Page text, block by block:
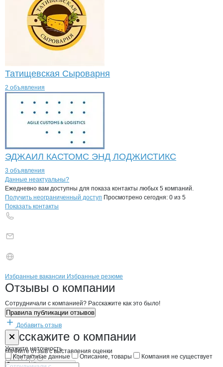
Татищевская Сыроварня
2 объявления
ЭДЖАИЛ КАСТОМС ЭНД ЛОДЖИСТИКС
3 объявления
Контактыкомпании
+7(800)000-00-..
Данные неактуальны?
Ежедневно вам доступны для показа контакты любых 5 компаний.
Получить неограниченный доступ Просмотрено сегодня: 0 из 5
Показать контакты
Брендыкомпани Раткевич Л.И.
Вакансии вРаткевич Л.И.
Избранные вакансии Избранные резюме
Новости oРаткевич Л.И., ИП
Отзывы о компании
Сотрудничали с компанией? Расскажите как это было!
Правила публикации отзывов
Добавить отзыв
Расскажите о компании
Начните отзыв с выставления оценки
Форма обратной связи о неточностях
Укажите неточность
Контактные данные
Описание, товары Компания не существует
Отмена Опубликовать